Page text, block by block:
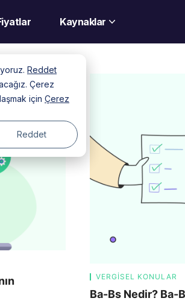
Reddet
Çerez
için Çerez
Reddet
Kaynaklar
VERGISEL KONULAR
Ba-Bs Nedir? Ba-